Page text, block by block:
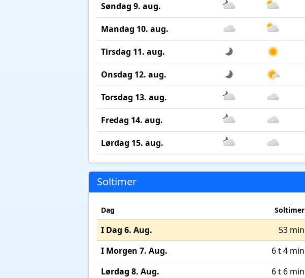
Søndag 9. aug.
Mandag 10. aug.
Tirsdag 11. aug.
Onsdag 12. aug.
Torsdag 13. aug.
Fredag 14. aug.
Lørdag 15. aug.
Soltimer
Dag Soltimer
I Dag 6. Aug. 53 min
I Morgen 7. Aug. 6 t 4 min
Lørdag 8. Aug. 6 t 6 min